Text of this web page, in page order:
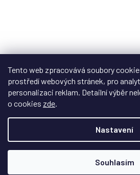
Tento web zpracovává soubory
prostředí webových stránek, pro
personalizaci reklam. Detailní výběr
o cookies zde.
Nastavení
Souhlasím
Displej box pro LEGO®